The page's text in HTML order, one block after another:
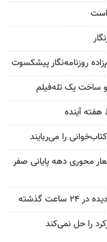
است
روزنامه‌نگار پیشکسوت
و ساخت یک تله‌فیلم
هفته آینده
را می‌ربایند
محوری دهه پایانی صفر
را حل نمی‌کند